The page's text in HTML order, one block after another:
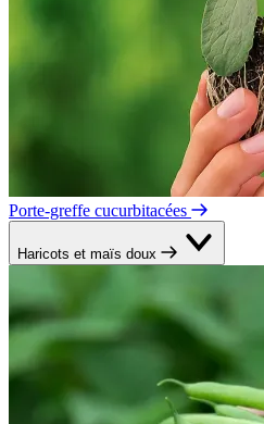
Porte-greffe cucurbitacées
Haricots et maïs doux